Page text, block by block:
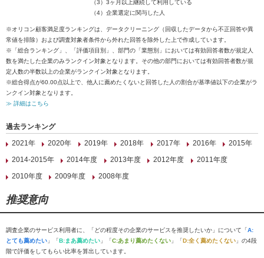
（3）3ヶ月以上継続して利用している
（4）企業選定に関与した人
※オリコン顧客満足度ランキングは、データクリーニング（回収したデータから不正回答や異
常値を排除）および調査対象者条件から外れた回答を除外した上で作成しています。
※「総合ランキング」、「評価項目別」、部門の「業態別」においては有効回答者数が規定人
数を満たした企業のみランクイン対象となります。その他の部門においては有効回答者数が規
定人数の半数以上の企業がランクイン対象となります。
※総合得点が60.00点以上で、他人に薦めたくないと回答した人の割合が基準値以下の企業がラ
ンクイン対象となります。
≫ 詳細はこちら
過去ランキング
2021年
2020年 2019年 2018年 2017年 2016年
2015年
2014-2015年
2014年度 2013年度 2012年度
2011年度
2010年度
2009年度 2008年度
推奨意向
調査企業のサービス利用者に、「どの程度その企業のサービスを推奨したいか」について「A:
とても薦めたい 」「B:まあ薦めたい 」「C:あまり薦めたくない 」「D:全く薦めたくない 」の4段
階で評価をしてもらい比率を算出しています。